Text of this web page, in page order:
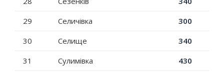
29
Селичівка
300
30
Селище
340
31
Сулимівка
430